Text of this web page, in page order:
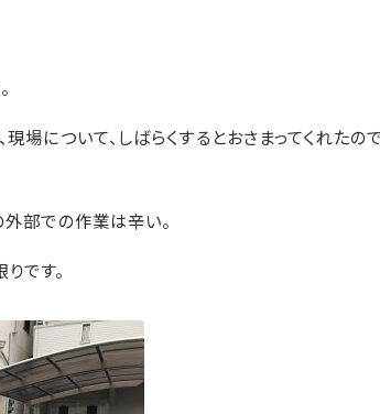
現場について、しばらくするとおさまってくれた
外部での作業は辛い。
です。